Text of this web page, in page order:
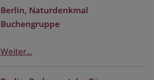
Berlin, Naturdenkmal
Buchengruppe
Weiter...